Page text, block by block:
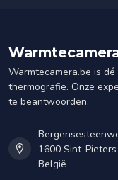
Warmtecamera.be is
thermografie. Onze
te beantwoorden.
1600 Sint-
België